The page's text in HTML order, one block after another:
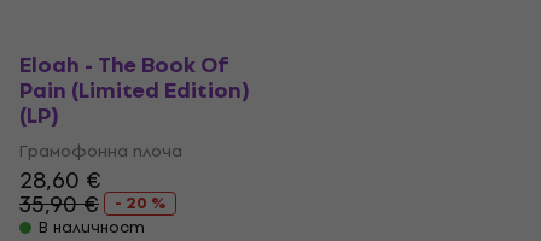
Eloah - The Book Of
Pain (Limited Edition)
(LP)
Грамофонна плоча
28,60 €
35,90 €
- 20 %
В наличност